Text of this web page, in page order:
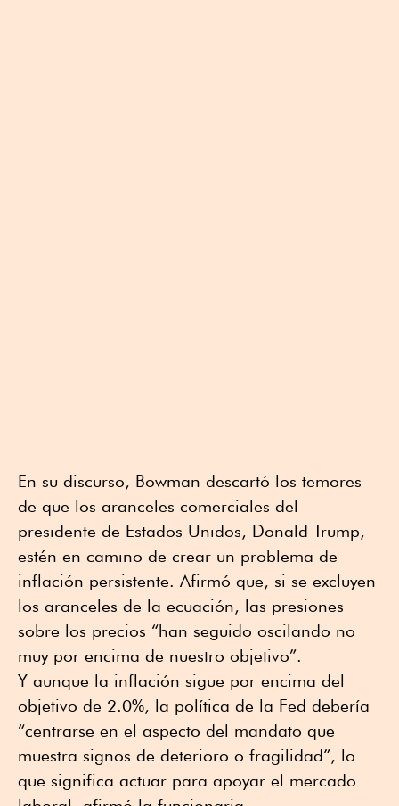
En su discurso, Bowman descartó los temores
de que los aranceles comerciales del
presidente de Estados Unidos, Donald Trump,
estén en camino de crear un problema de
inflación persistente. Afirmó que, si se excluyen
los aranceles de la ecuación, las presiones
sobre los precios “han seguido oscilando no
muy por encima de nuestro objetivo”.
Y aunque la inflación sigue por encima del
objetivo de 2.0%, la política de la Fed debería
“centrarse en el aspecto del mandato que
muestra signos de deterioro o fragilidad”, lo
que significa actuar para apoyar el mercado